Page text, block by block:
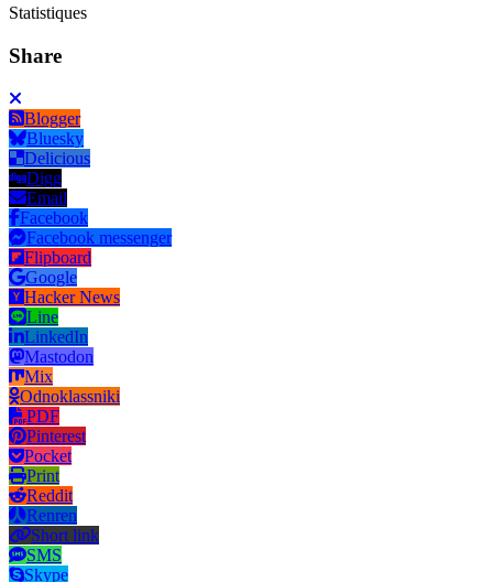
Statistiques
Share
Blogger
Bluesky
Delicious
Digg
Email
Facebook
Facebook messenger
Flipboard
Google
Hacker News
Line
LinkedIn
Mastodon
Mix
Odnoklassniki
PDF
Pinterest
Pocket
Print
Reddit
Renren
Short link
SMS
Skype